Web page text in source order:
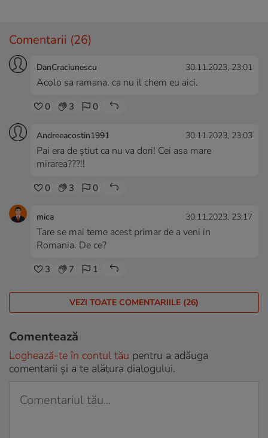
Comentarii (26)
DanCraciunescu 30.11.2023, 23:01
Acolo sa ramana. ca nu il chem eu aici.
0 3 0
Andreeacostin1991 30.11.2023, 23:03
Pai era de știut ca nu va dori! Cei asa mare
mirarea???!!
0 3 0
mica 30.11.2023, 23:17
Tare se mai teme acest primar de a veni in
Romania. De ce?
3 7 1
VEZI TOATE COMENTARIILE (26)
Comentează
Loghează-te în contul tău pentru a adăuga
comentarii și a te alătura dialogului.